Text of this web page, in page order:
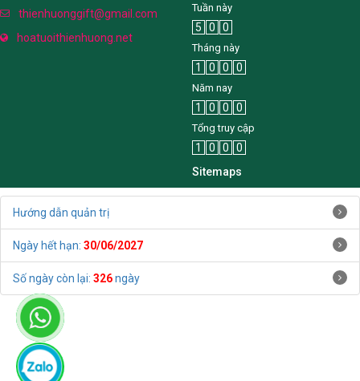
thienhuonggift@gmail.com
hoatuoithienhuong.net
Tuần này
5 0 0
Tháng này
1 0 0 0
Năm nay
1 0 0 0
Tổng truy cập
1 0 0
0
Sitemaps
Hướng dẫn quản trị
Ngày hết hạn: 30/06/2027
Số ngày còn lại: 326ngày